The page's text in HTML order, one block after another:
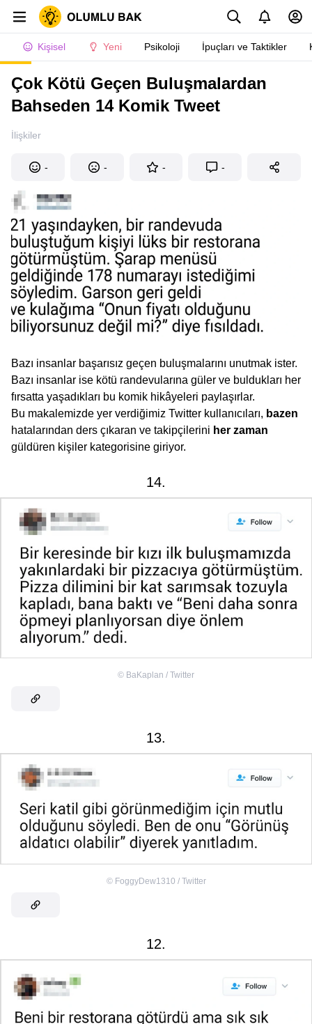
Kişisel Yeni Psikoloji İpuçları ve Taktikler
Çok Kötü Geçen Buluşmalardan
Bahseden 14 Komik Tweet
İlişkiler
- - - -
Bazı insanlar başarısız geçen buluşmalarını unutmak ister.
Bazı insanlar ise kötü randevularına güler ve buldukları her
fırsatta yaşadıkları bu komik hikâyeleri paylaşırlar.
Bu makalemizde yer verdiğimiz Twitter kullanıcıları, bazen
hatalarından ders çıkaran ve takipçilerini her zaman
güldüren kişiler kategorisine giriyor.
14.
© BaKaplan / Twitter
13.
© FoggyDew1310 / Twitter
12.